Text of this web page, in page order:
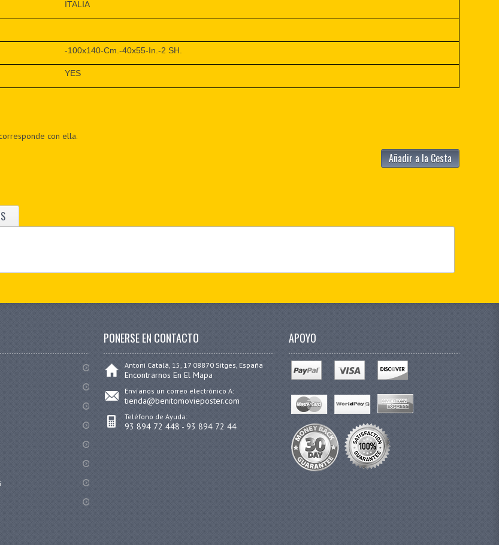
ITALIA
-100x140-Cm.-40x55-In.-2 SH.
YES
con ella.
Añadir a la Cesta
PONERSE EN CONTACTO
Antoni Catalá, 15, 17 08870 Sitges, España
Encontrarnos En El Mapa
Envíanos un correo electrónico A:
tienda@benitomovieposter.com
Teléfono de Ayuda:
93 894 72 448 - 93 894 72 44
APOYO